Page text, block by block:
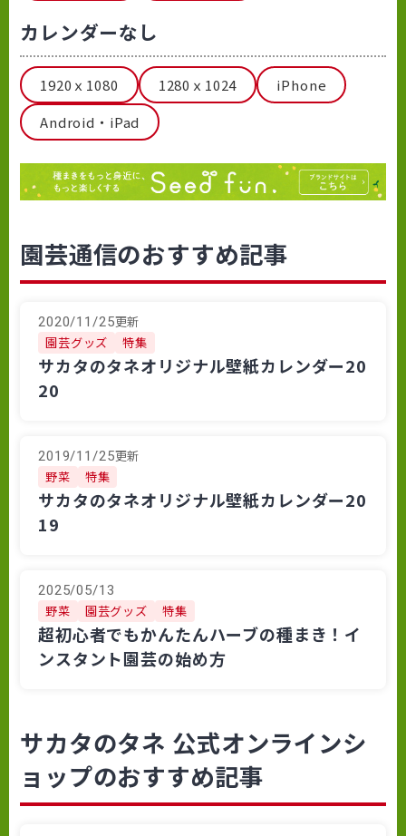
カレンダーなし
1920ｘ1080 1280ｘ1024
iPhone
Android・iPad
園芸通信のおすすめ記事
2020/11/25更新
園芸グッズ
特集
サカタのタネオリジナル壁紙カレンダー20
20
2019/11/25更新
野菜
特集
サカタのタネオリジナル壁紙カレンダー20
19
2025/05/13
野菜 園芸グッズ 特集
超初心者でもかんたんハーブの種まき！イ
ンスタント園芸の始め方
サカタのタネ 公式オンラインシ
ョップのおすすめ記事